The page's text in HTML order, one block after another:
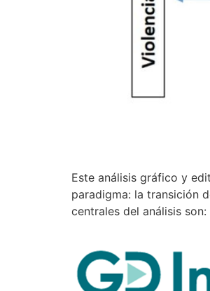
Este análisis gráfico y
paradigma: la transición
centrales del análisis